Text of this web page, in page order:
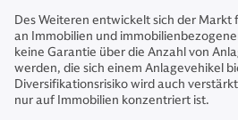
Des Weiteren entwickelt sich der Markt
an Immobilien und
keine Garantie über die Anzahl von
werden, die sich einem Anlagevehikel
Diversifikationsrisiko wird auch
nur auf Immobilien konzentriert ist.